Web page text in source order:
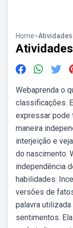
Home>
Webaprenda o
classificações.
expressar pode
maneira
interjeição e
do nascimento.
independência
habilidades:
versões de
palavra
sentimentos.